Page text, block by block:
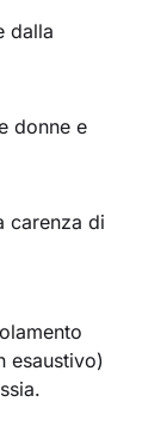
dalla
donne e
carenza di
esaustivo)